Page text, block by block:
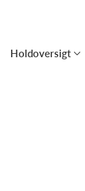
Holdoversigt